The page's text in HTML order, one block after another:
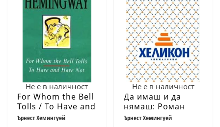
Не е в наличност
For Whom the Bell
Tolls / To Have and
Have Not
Ърнест Хемингуей
Не е в наличност
Да имаш и да
нямаш: Роман
Ърнест Хемингуей